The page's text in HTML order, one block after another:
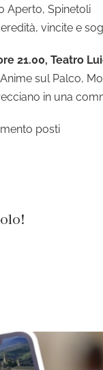
Aperto, Spinetoli
vincite e
21.00, Teatro
sul Palco,
in una
posti